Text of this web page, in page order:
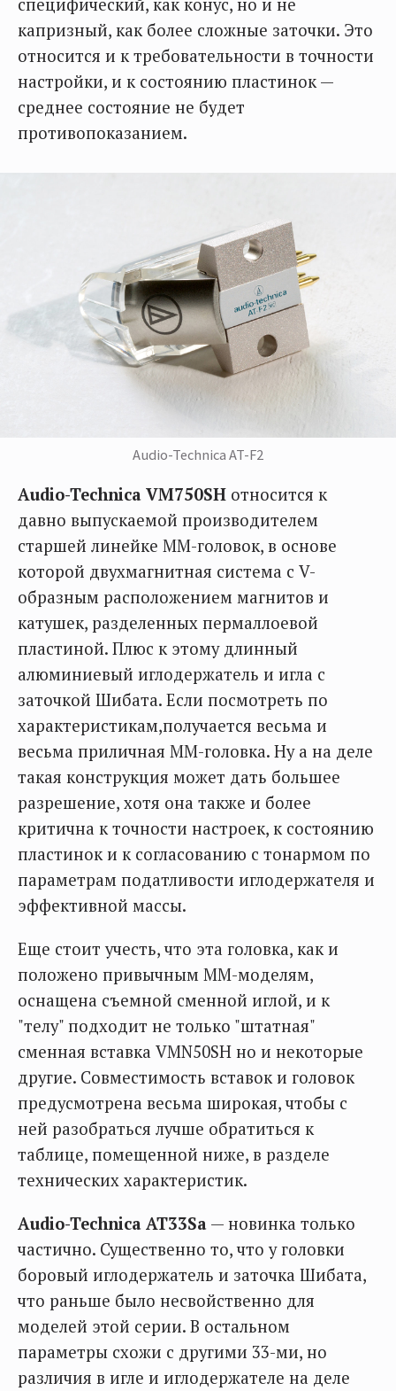
специфический, как конус, но и не
капризный, как более сложные заточки. Это
относится и к требовательности в точности
настройки, и к состоянию пластинок —
среднее состояние не будет
противопоказанием.
Audio-Technica AT-F2
Audio-Technica VM750SH относится к
давно выпускаемой производителем
старшей линейке ММ-головок, в основе
которой двухмагнитная система с V-
образным расположением магнитов и
катушек, разделенных пермаллоевой
пластиной. Плюс к этому длинный
алюминиевый иглодержатель и игла с
заточкой Шибата. Если посмотреть по
характеристикам,получается весьма и
весьма приличная ММ-головка. Ну а на деле
такая конструкция может дать большее
разрешение, хотя она также и более
критична к точности настроек, к состоянию
пластинок и к согласованию с тонармом по
параметрам податливости иглодержателя и
эффективной массы.
Еще стоит учесть, что эта головка, как и
положено привычным ММ-моделям,
оснащена съемной сменной иглой, и к
"телу" подходит не только "штатная"
сменная вставка VMN50SH но и некоторые
другие. Совместимость вставок и головок
предусмотрена весьма широкая, чтобы с
ней разобраться лучше обратиться к
таблице, помещенной ниже, в разделе
технических характеристик.
Audio-Technica AT33Sa — новинка только
частично. Существенно то, что у головки
боровый иглодержатель и заточка Шибата,
что раньше было несвойственно для
моделей этой серии. В остальном
параметры схожи с другими 33-ми, но
различия в игле и иглодержателе на деле